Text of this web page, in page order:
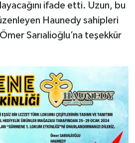
ifade etti. Uzun, bu
Haunedy sahipleri
Sarıalioğlu’na teşekkür